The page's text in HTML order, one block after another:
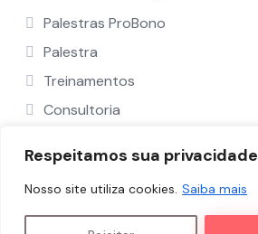
Respeitamos sua privacidade
Nosso site utiliza cookies. Saiba mais
Palestras ProBono
Palestra
Treinamentos
Consultoria